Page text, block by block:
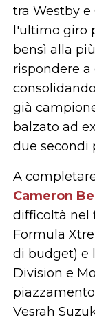
tra Westby
l'ultimo giro
bensì alla
rispondere
già
balzato ad
due secondi
A
Cameron
difficoltà nel
Formula
di budget) e
Division e
Vesrah